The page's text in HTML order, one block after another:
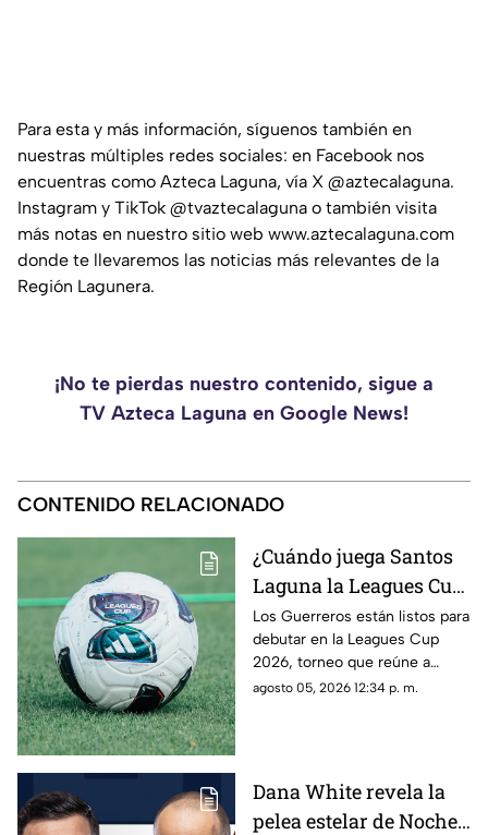
Para esta y más información, síguenos también en
nuestras múltiples redes sociales: en Facebook nos
encuentras como Azteca Laguna, vía X @aztecalaguna.
Instagram y TikTok @tvaztecalaguna o también visita
más notas en nuestro sitio web www.aztecalaguna.com
donde te llevaremos las noticias más relevantes de la
Región Lagunera.
¡No te pierdas nuestro contenido, sigue a
TV Azteca Laguna en Google News!
CONTENIDO RELACIONADO
¿Cuándo juega Santos
Laguna la Leagues Cup
2026, a qué hora y
contra quiénes?
Los Guerreros están listos para
debutar en la Leagues Cup
2026, torneo que reúne a
clubes de la Liga MX y la MLS.
agosto 05, 2026 12:34 p. m.
Dana White revela la
pelea estelar de Noche